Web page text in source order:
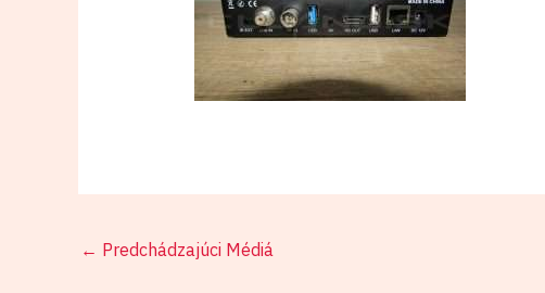
← Predchádzajúci Médiá